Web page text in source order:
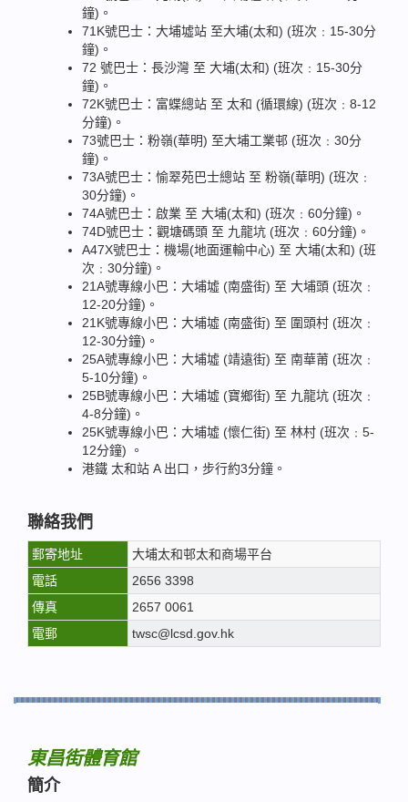
鐘)。
71K號巴士：大埔墟站 至大埔(太和) (班次﹕15-30分
鐘)。
72 號巴士：長沙灣 至 大埔(太和) (班次﹕15-30分
鐘)。
72K號巴士：富蝶總站 至 太和 (循環線) (班次﹕8-12
分鐘)。
73號巴士：粉嶺(華明) 至大埔工業邨 (班次﹕30分
鐘)。
73A號巴士：愉翠苑巴士總站 至 粉嶺(華明) (班次﹕
30分鐘)。
74A號巴士：啟業 至 大埔(太和) (班次﹕60分鐘)。
74D號巴士：觀塘碼頭 至 九龍坑 (班次﹕60分鐘)。
A47X號巴士：機場(地面運輸中心) 至 大埔(太和) (班
次﹕30分鐘)。
21A號專線小巴：大埔墟 (南盛街) 至 大埔頭 (班次﹕
12-20分鐘)。
21K號專線小巴：大埔墟 (南盛街) 至 圍頭村 (班次﹕
12-30分鐘)。
25A號專線小巴：大埔墟 (靖遠街) 至 南華莆 (班次﹕
5-10分鐘)。
25B號專線小巴：大埔墟 (寶鄉街) 至 九龍坑 (班次﹕
4-8分鐘)。
25K號專線小巴：大埔墟 (懷仁街) 至 林村 (班次﹕5-
12分鐘) 。
港鐵 太和站 A 出口，步行約3分鐘。
聯絡我們
郵寄地址
大埔太和邨太和商場平台
電話
2656 3398
傳真
2657 0061
電郵
twsc@lcsd.gov.hk
東昌街體育館
簡介